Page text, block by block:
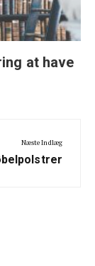
at have
Næste Indlæg